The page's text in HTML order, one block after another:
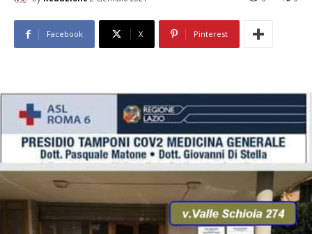
Facebook X Pinterest